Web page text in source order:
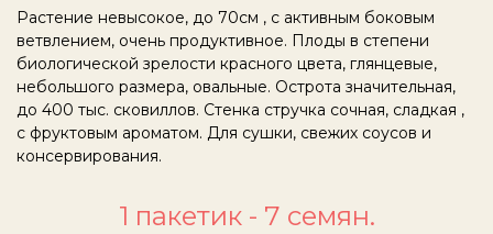
Растение невысокое, до 70см , с активным боковым
ветвлением, очень продуктивное. Плоды в степени
биологической зрелости красного цвета, глянцевые,
небольшого размера, овальные. Острота значительная,
до 400 тыс. сковиллов. Стенка стручка сочная, сладкая ,
с фруктовым ароматом. Для сушки, свежих соусов и
консервирования.
1 пакетик - 7 семян.